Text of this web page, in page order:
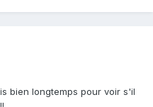
bien longtemps pour voir s'il